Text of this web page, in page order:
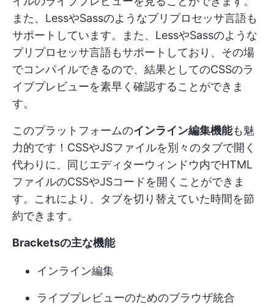
また、LessやSassのようなプリプロセッサ言語も
サポートしています。また、LessやSassのような
プリプロセッサ言語もサポートしており、その場
でコンパイルできるので、結果としてのCSSのラ
イブプレビューを素早く確認することができま
す。
このプラットフォームのインライン編集機能も魅
力的です！CSSやJSファイルを別々のタブで開く
代わりに、同じエディターウィンドウ内でHTML
ファイルのCSSやJSコードを開くことができま
す。これにより、タブを切り替えていた時間を節
約できます。
Bracketsの主な機能
インライン編集
ライブプレビューのためのブラウザ統合